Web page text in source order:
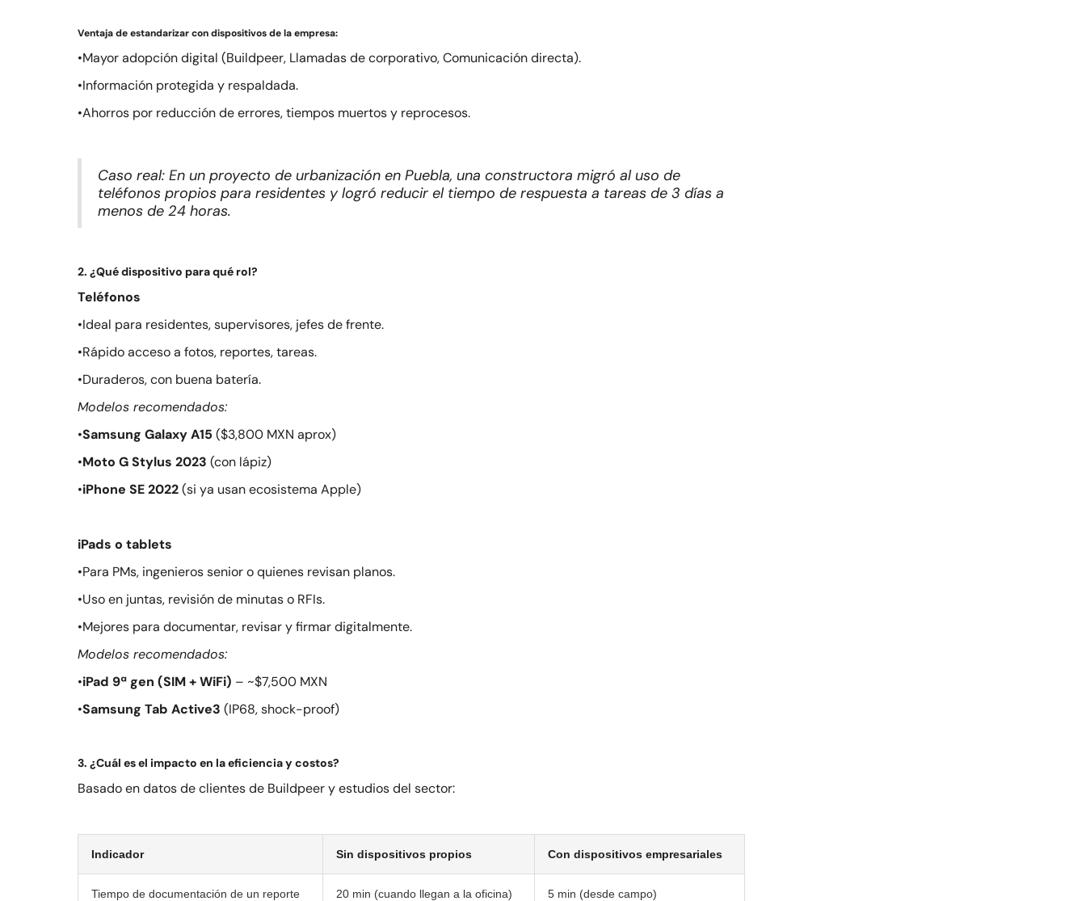
Ventaja de estandarizar con dispositivos de la empresa:
•Mayor adopción digital (Buildpeer, Llamadas de corporativo, Comunicación directa).
•Información protegida y respaldada.
•Ahorros por reducción de errores, tiempos muertos y reprocesos.
Caso real: En un proyecto de urbanización en Puebla, una constructora migró al uso de
teléfonos propios para residentes y logró reducir el tiempo de respuesta a tareas de 3 días a
menos de 24 horas.
2. ¿Qué dispositivo para qué rol?
Teléfonos
•Ideal para residentes, supervisores, jefes de frente.
•Rápido acceso a fotos, reportes, tareas.
•Duraderos, con buena batería.
Modelos recomendados:
•Samsung Galaxy A15($3,800 MXN aprox)
•Moto G Stylus 2023 (con lápiz)
•iPhone SE 2022(si ya usan ecosistema Apple)
iPads o tablets
•Para PMs, ingenieros senior o quienes revisan planos.
•Uso en juntas, revisión de minutas o RFIs.
•Mejores para documentar, revisar y firmar digitalmente.
Modelos recomendados:
•iPad 9ª gen (SIM + WiFi) – ~$7,500 MXN
•Samsung Tab Active3 (IP68, shock-proof)
3. ¿Cuál es el impacto en la eficiencia y costos?
Basado en datos de clientes de Buildpeer y estudios del sector:
Indicador Sin dispositivos propios Con dispositivos empresariales
Tiempo de documentación de un reporte 20 min (cuando llegan a la oficina) 5 min (desde campo)